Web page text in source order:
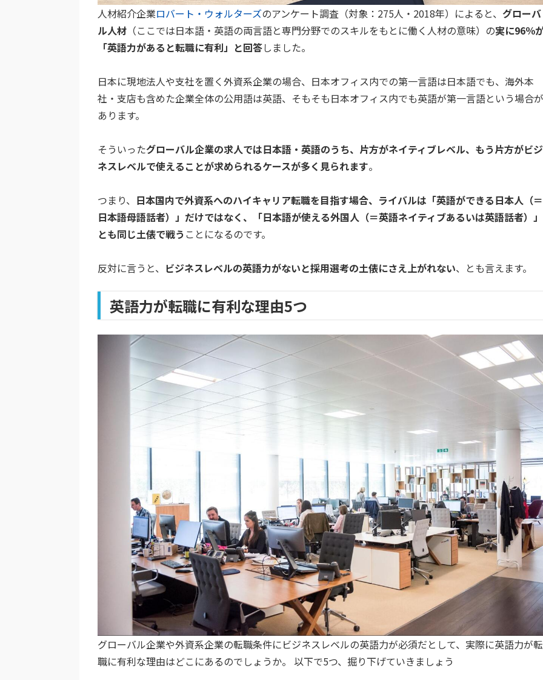
人材紹介企業ロバート・ウォルターズのアンケート調査（対象：275人・2018年）によると、 グローバ
ル人材 （ここでは日本語・英語の両言語と専門分野でのスキルをもとに働く人材の意味）の実に96％
「英語力があると転職に有利」と回答しました。
日本に現地法人や支社を置く外資系企業の場合、日本オフィス内での第一言語は日本語でも、海外本
社・支店も含めた企業全体の公用語は英語、そもそも日本オフィス内でも英語が第一言語という場合が
あります。
そういったグローバル企業の求人では日本語・英語のうち、片方がネイティブレベル、もう片方がビジ
ネスレベルで使えることが求められるケースが多く見られます。
つまり、 日本国内で外資系へのハイキャリア転職を目指す場合、ライバルは「英語ができる日本人（＝
日本語母語話者）」だけではなく、「日本語が使える外国人（＝英語ネイティブあるいは英語話者）」
とも同じ土俵で戦う ことになるのです。
反対に言うと、 ビジネスレベルの英語力がないと採用選考の土俵にさえ上がれない、とも言えます。
英語力が転職に有利な理由5つ
グローバル企業や外資系企業の転職条件にビジネスレベルの英語力が必須だとして、実際に英語力が転
職に有利な理由はどこにあるのでしょうか。 以下で5つ、掘り下げていきましょう